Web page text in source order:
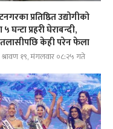
प्रतिष्ठित उद्योगीको
घन्टा प्रहरी घेराबन्दी,
केही परेन फेला
१९, मंगलवार ०८:२५ गते